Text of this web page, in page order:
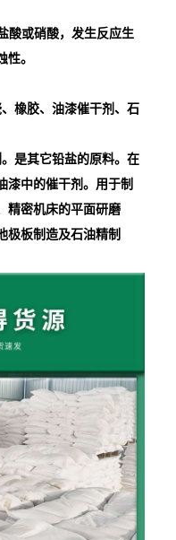
酸或硝酸，发生反应生
。
橡胶、油漆催干剂、石
是其它铅盐的原料。在
漆中的催干剂。用于制
精密机床的平面研磨
极板制造及石油精制